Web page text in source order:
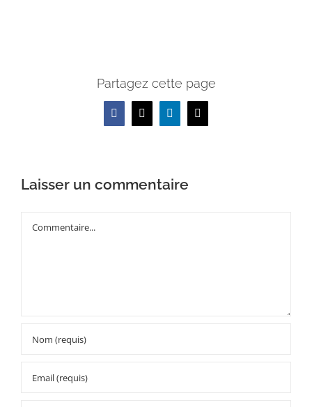
Partagez cette page
Facebook
X LinkedInEmail
Laisser un commentaire
Commentaire